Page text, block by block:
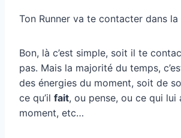
Ton Runner va te contacter dans la
Bon, là c’est simple, soit il te
pas. Mais la majorité du temps,
des énergies du moment, soit de
ce qu’il fait, ou pense, ou ce qui lui
moment, etc…